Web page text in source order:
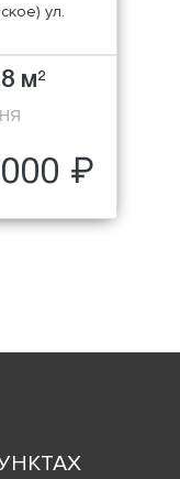
ул.
м2
₽